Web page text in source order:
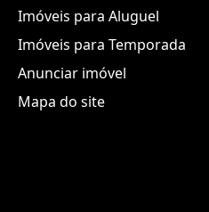
Imóveis para Aluguel
Imóveis para Temporada
Anunciar imóvel
Mapa do site